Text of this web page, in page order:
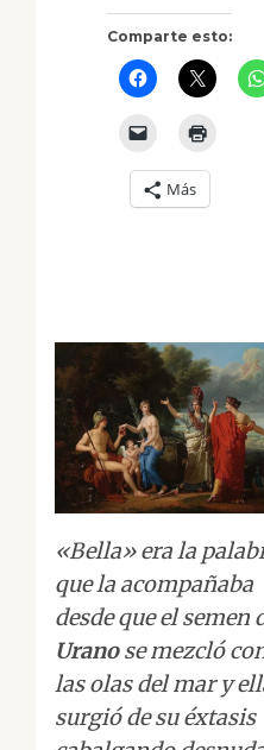
Comparte esto:
Más
«Bella» era la
que la acompañaba
desde que el semen
Uranose mezcló
las olas del mar y
surgió de su éxtasis